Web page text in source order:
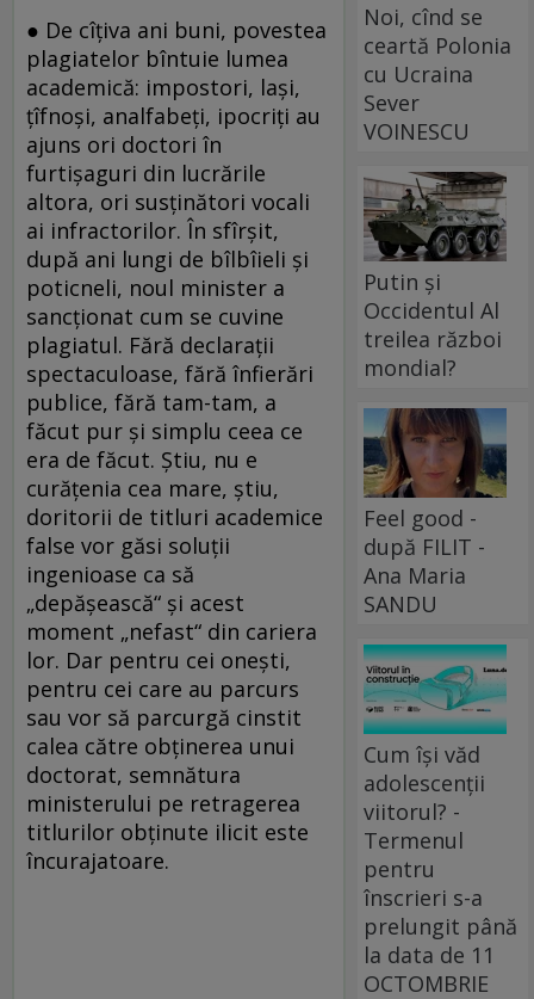
● De cîțiva ani buni, povestea
plagiatelor bîntuie lumea
academică: impostori, lași,
țîfnoși, analfabeți, ipocriți au
ajuns ori doctori în
furtișaguri din lucrările
altora, ori susținători vocali
ai infractorilor. În sfîrșit,
după ani lungi de bîlbîieli și
poticneli, noul minister a
sancționat cum se cuvine
plagiatul. Fără declarații
spectaculoase, fără înfierări
publice, fără tam-tam, a
făcut pur și simplu ceea ce
era de făcut. Știu, nu e
curățenia cea mare, știu,
doritorii de titluri academice
false vor găsi soluții
ingenioase ca să
„depășească“ și acest
moment „nefast“ din cariera
lor. Dar pentru cei onești,
pentru cei care au parcurs
sau vor să parcurgă cinstit
calea către obținerea unui
doctorat, semnătura
ministerului pe retragerea
titlurilor obținute ilicit este
încurajatoare.
Noi, cînd se
ceartă Polonia
cu Ucraina
Sever
VOINESCU
Putin și
Occidentul Al
treilea război
mondial?
Feel good -
după FILIT -
Ana Maria
SANDU
Cum își văd
adolescenții
viitorul? -
Termenul
pentru
înscrieri s-a
prelungit până
la data de 11
OCTOMBRIE